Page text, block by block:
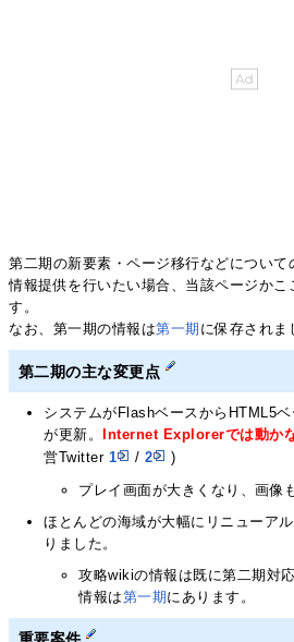
第二期の新要素・ページ移行などについて
情報提供を行いたい場合、当該ページかこ
す。
なお、第一期の情報は第一期 に保存されま
第二期の主な変更点
システムがFlashベースからHTML5
が更新。
Internet Explorerでは動か
営Twitter 1 / 2
)
プレイ画面が大きくなり、画像
ほとんどの海域が大幅にリニューア
りました。
攻略wikiの情報は既に第二期対
情報は第一期にあります。